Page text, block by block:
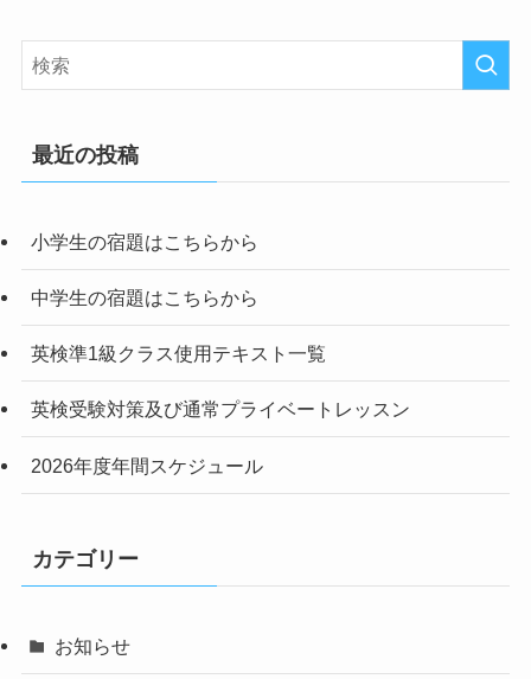
最近の投稿
小学生の宿題はこちらから
中学生の宿題はこちらから
英検準1級クラス使用テキスト一覧
英検受験対策及び通常プライベートレッスン
2026年度年間スケジュール
カテゴリー
お知らせ